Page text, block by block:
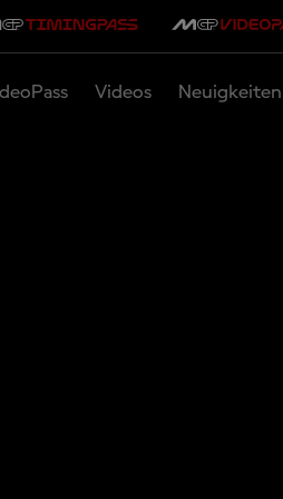
Videos Neuigkeiten